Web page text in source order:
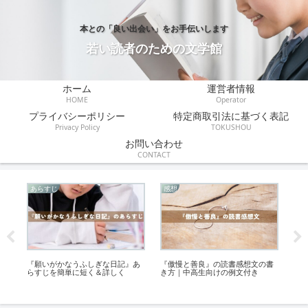
本との「良い出会い」をお手伝いします
若い読者のための文学館
ホーム
HOME
運営者情報
Operator
プライバシーポリシー
Privacy Policy
特定商取引法に基づく表記
TOKUSHOU
お問い合わせ
CONTACT
あらすじ
『願いがかなうふしぎな日記』あ
らすじを簡単に短く＆詳しく
感想
『傲慢と善良』の読書感想文の書
き方｜中高生向けの例文付き